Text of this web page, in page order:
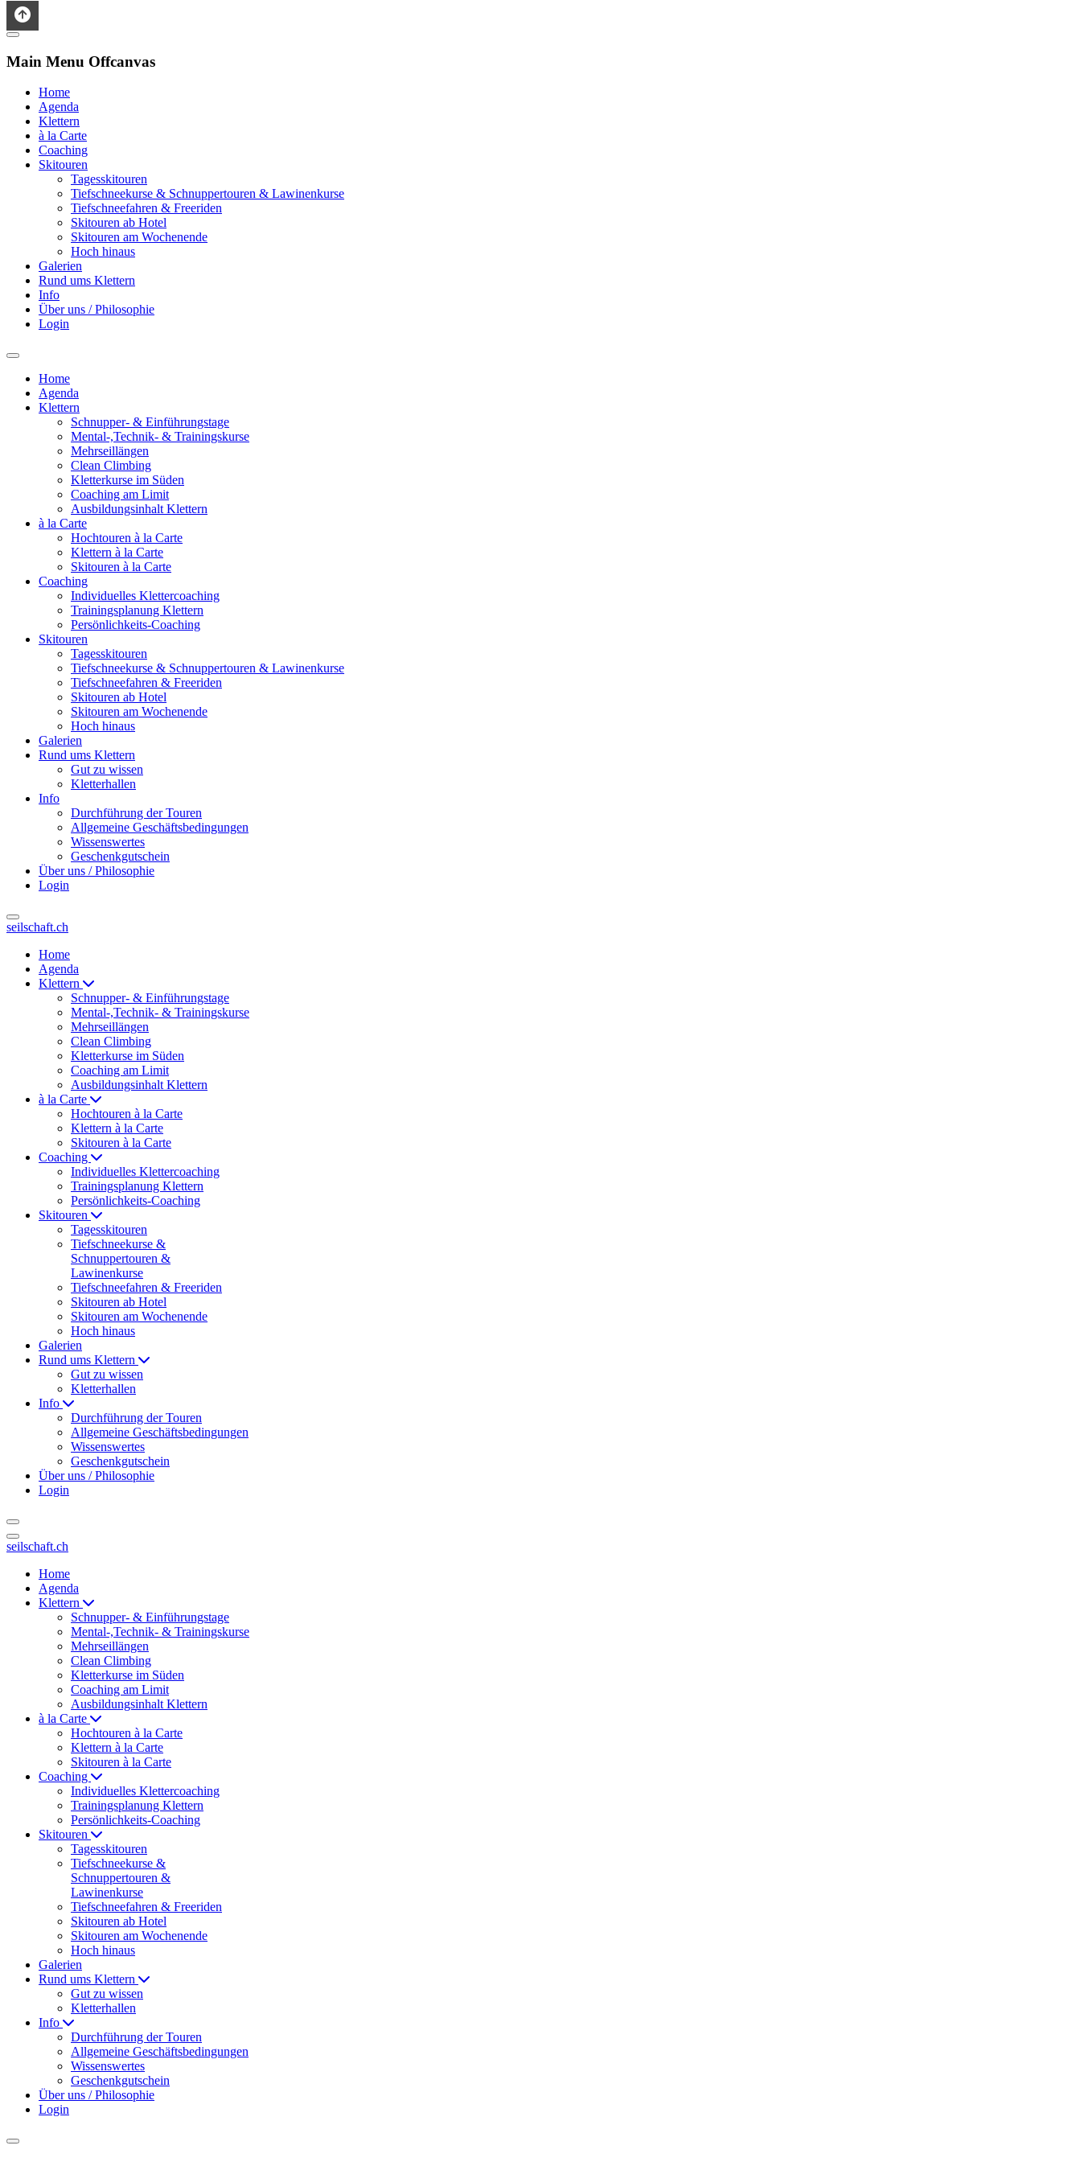
Main Menu Offcanvas
Home
Agenda
Klettern
à la Carte
Coaching
Skitouren
Tagesskitouren
Tiefschneekurse & Schnuppertouren & Lawinenkurse
Tiefschneefahren & Freeriden
Skitouren ab Hotel
Skitouren am Wochenende
Hoch hinaus
Galerien
Rund ums Klettern
Info
Über uns / Philosophie
Login
Home
Agenda
Klettern
Schnupper- & Einführungstage
Mental-,Technik- & Trainingskurse
Mehrseillängen
Clean Climbing
Kletterkurse im Süden
Coaching am Limit
Ausbildungsinhalt Klettern
à la Carte
Hochtouren à la Carte
Klettern à la Carte
Skitouren à la Carte
Coaching
Individuelles Klettercoaching
Trainingsplanung Klettern
Persönlichkeits-Coaching
Skitouren
Tagesskitouren
Tiefschneekurse & Schnuppertouren & Lawinenkurse
Tiefschneefahren & Freeriden
Skitouren ab Hotel
Skitouren am Wochenende
Hoch hinaus
Galerien
Rund ums Klettern
Gut zu wissen
Kletterhallen
Info
Durchführung der Touren
Allgemeine Geschäftsbedingungen
Wissenswertes
Geschenkgutschein
Über uns / Philosophie
Login
seilschaft.ch
Home
Agenda
Klettern
Schnupper- & Einführungstage
Mental-,Technik- & Trainingskurse
Mehrseillängen
Clean Climbing
Kletterkurse im Süden
Coaching am Limit
Ausbildungsinhalt Klettern
à la Carte
Hochtouren à la Carte
Klettern à la Carte
Skitouren à la Carte
Coaching
Individuelles Klettercoaching
Trainingsplanung Klettern
Persönlichkeits-Coaching
Skitouren
Tagesskitouren
Tiefschneekurse &
Schnuppertouren &
Lawinenkurse
Tiefschneefahren & Freeriden
Skitouren ab Hotel
Skitouren am Wochenende
Hoch hinaus
Galerien
Rund ums Klettern
Gut zu wissen
Kletterhallen
Info
Durchführung der Touren
Allgemeine Geschäftsbedingungen
Wissenswertes
Geschenkgutschein
Über uns / Philosophie
Login
seilschaft.ch
Home
Agenda
Klettern
Schnupper- & Einführungstage
Mental-,Technik- & Trainingskurse
Mehrseillängen
Clean Climbing
Kletterkurse im Süden
Coaching am Limit
Ausbildungsinhalt Klettern
à la Carte
Hochtouren à la Carte
Klettern à la Carte
Skitouren à la Carte
Coaching
Individuelles Klettercoaching
Trainingsplanung Klettern
Persönlichkeits-Coaching
Skitouren
Tagesskitouren
Tiefschneekurse &
Schnuppertouren &
Lawinenkurse
Tiefschneefahren & Freeriden
Skitouren ab Hotel
Skitouren am Wochenende
Hoch hinaus
Galerien
Rund ums Klettern
Gut zu wissen
Kletterhallen
Info
Durchführung der Touren
Allgemeine Geschäftsbedingungen
Wissenswertes
Geschenkgutschein
Über uns / Philosophie
Login